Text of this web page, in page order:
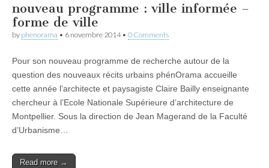
nouveau programme : ville informée –
forme de ville
by phenorama • 6 novembre 2014• 0 Comments
Pour son nouveau programme de recherche autour de la
question des nouveaux récits urbains phénOrama accueille
cette année l’architecte et paysagiste Claire Bailly enseignante
chercheur à l’Ecole Nationale Supérieure d’architecture de
Montpellier. Sous la direction de Jean Magerand de la Faculté
d’Urbanisme…
Read more →